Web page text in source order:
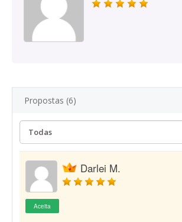
Propostas (6)
Darlei M.
Aceita